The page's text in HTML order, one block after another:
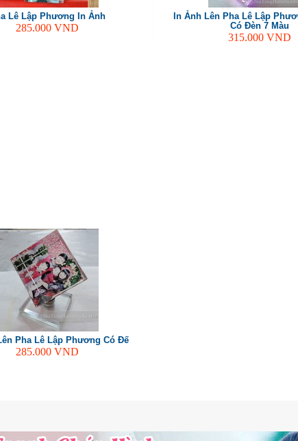
Lê Lập Phương In Ảnh
285.000 VND
In Ảnh Lên Pha Lê Lập
Có Đèn 7 Màu
315.000 VND
Pha Lê Lập Phương Có Đế
285.000 VND